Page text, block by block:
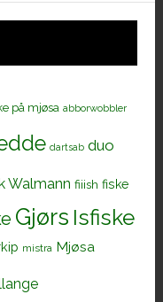
på mjøsa abborwobbler
dartsab duo
Walmann fiiish fiske
Gjørs Isfiske
mistra Mjøsa